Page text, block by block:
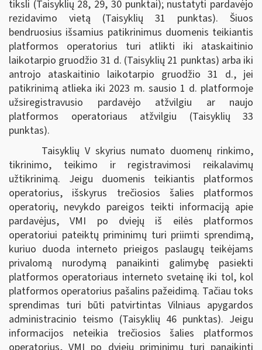
tiksli (Taisyklių 28, 29, 30 punktai); nustatyti pardavėjo
rezidavimo vietą (Taisyklių 31 punktas). Šiuos
bendruosius išsamius patikrinimus duomenis teikiantis
platformos operatorius turi atlikti iki ataskaitinio
laikotarpio gruodžio 31 d. (Taisyklių 21 punktas) arba iki
antrojo ataskaitinio laikotarpio gruodžio 31 d., jei
patikrinimą atlieka iki 2023 m. sausio 1 d. platformoje
užsiregistravusio pardavėjo atžvilgiu ar naujo
platformos operatoriaus atžvilgiu (Taisyklių 33
punktas).
Taisyklių V skyrius numato duomenų rinkimo,
tikrinimo, teikimo ir registravimosi reikalavimų
užtikrinimą. Jeigu duomenis teikiantis platformos
operatorius, išskyrus trečiosios šalies platformos
operatorių, nevykdo pareigos teikti informaciją apie
pardavėjus, VMI po dviejų iš eilės platformos
operatoriui pateiktų priminimų turi priimti sprendimą,
kuriuo duoda interneto prieigos paslaugų teikėjams
privalomą nurodymą panaikinti galimybę pasiekti
platformos operatoriaus interneto svetainę iki tol, kol
platformos operatorius pašalins pažeidimą. Tačiau toks
sprendimas turi būti patvirtintas Vilniaus apygardos
administracinio teismo (Taisyklių 46 punktas). Jeigu
informacijos neteikia trečiosios šalies platformos